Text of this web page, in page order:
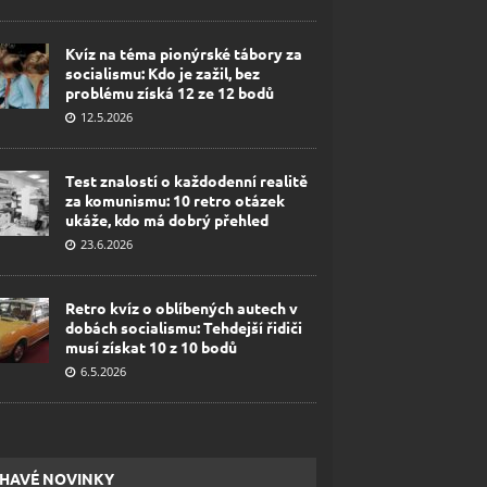
Kvíz na téma pionýrské tábory za
socialismu: Kdo je zažil, bez
problému získá 12 ze 12 bodů
12.5.2026
Test znalostí o každodenní realitě
za komunismu: 10 retro otázek
ukáže, kdo má dobrý přehled
23.6.2026
Retro kvíz o oblíbených autech v
dobách socialismu: Tehdejší řidiči
musí získat 10 z 10 bodů
6.5.2026
NOVINKY